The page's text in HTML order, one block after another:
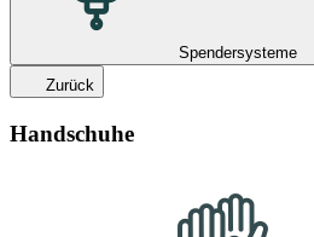
Spendersysteme
Zurück
Handschuhe